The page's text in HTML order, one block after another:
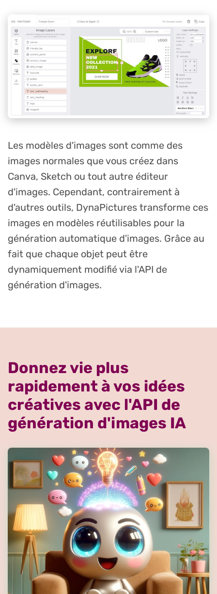
Les modèles d'images sont comme des
images normales que vous créez dans
Canva, Sketch ou tout autre éditeur
d'images. Cependant, contrairement à
d'autres outils, DynaPictures transforme ces
images en modèles réutilisables pour la
génération automatique d'images. Grâce au
fait que chaque objet peut être
dynamiquement modifié via l'API de
génération d'images.
Donnez vie plus
rapidement à vos idées
créatives avec l'API de
génération d'images IA